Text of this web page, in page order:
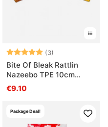
Arvio: (3)
Bite Of Bleak Rattlin
Nazeebo TPE 10cm
(6pcs)
€9.10
Package Deal!